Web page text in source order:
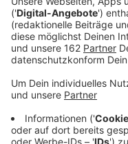
Veröffentlicht:
Anzeige
In Schermbeck hat
Unfallflucht
hatte an der